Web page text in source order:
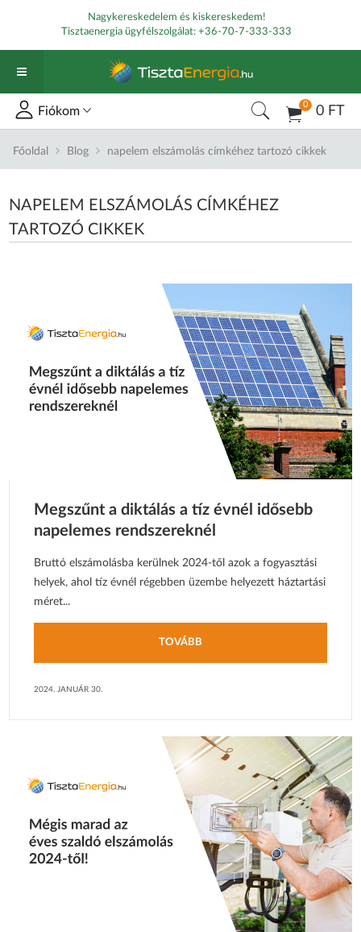
Nagykereskedelem és kiskereskedem!
Tisztaenergia ügyfélszolgálat: +36-70-7-333-333
0 0 FT
Fiókom
Főoldal Blog napelem elszámolás címkéhez tartozó cikkek
NAPELEM ELSZÁMOLÁS CÍMKÉHEZ
TARTOZÓ CIKKEK
Megszűnt a diktálás a tíz évnél idősebb
napelemes rendszereknél
Bruttó elszámolásba kerülnek 2024-től azok a fogyasztási
helyek, ahol tíz évnél régebben üzembe helyezett háztartási
méret...
TOVÁBB
2024. JANUÁR 30.